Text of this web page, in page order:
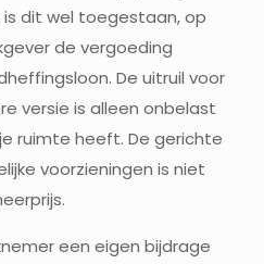
dit wel toegestaan, op
de vergoeding
De uitruil voor
versie is alleen onbelast
ruimte heeft. De gerichte
voorzieningen is niet
een eigen bijdrage